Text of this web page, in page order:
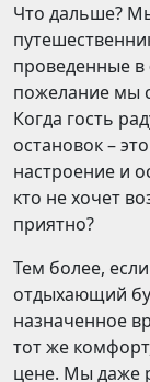
Что дальше?
проведенные в
пожелание мы
Когда гость
остановок –
настроение и
кто не хочет
приятно?
Тем более,
отдыхающий
назначенное
тот же
цене. Мы даже